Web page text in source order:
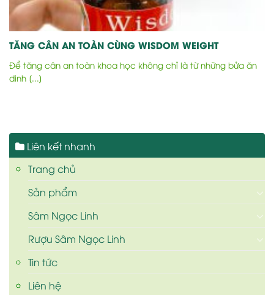
TĂNG CÂN AN TOÀN CÙNG WISDOM WEIGHT
Để tăng cân an toàn khoa học không chỉ là từ những bửa ăn
dinh [...]
Liên kết nhanh
Trang chủ
Sản phẩm
Sâm Ngọc Linh
Rượu Sâm Ngọc Linh
Tin tức
Liên hệ